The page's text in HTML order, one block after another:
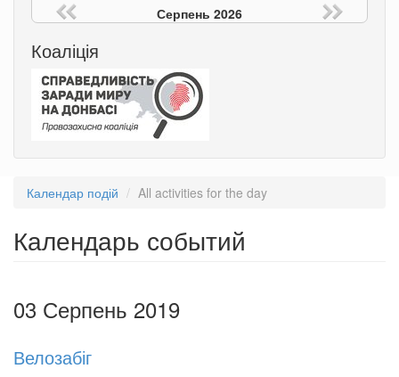
Серпень 2026
Коаліція
Календар подій All activities for the day
Календарь событий
03 Серпень 2019
Велозабіг